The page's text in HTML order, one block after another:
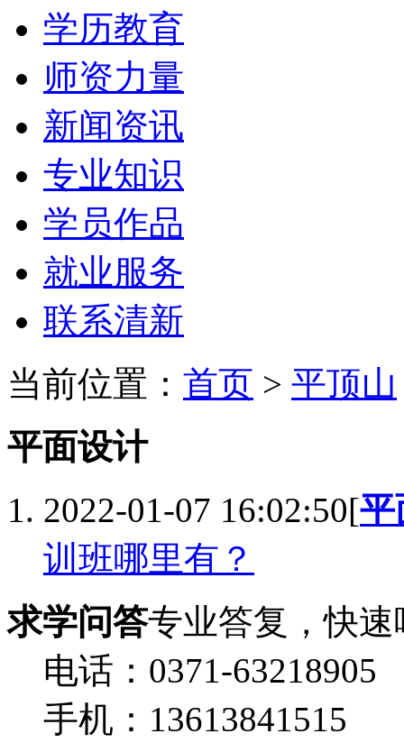
学历教育
师资力量
新闻资讯
专业知识
学员作品
就业服务
联系清新
当前位置： 首页 > 平顶山
平面设计
2022-01-07 16:02:50[平
训班哪里有？
求学问答专业答复，快速
电话：0371-63218905
手机：13613841515